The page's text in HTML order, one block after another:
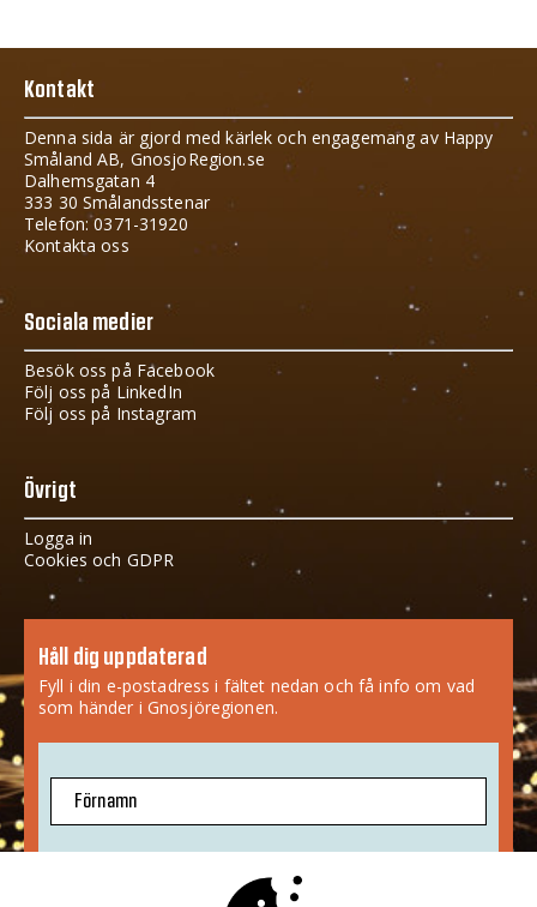
Kontakt
Denna sida är gjord med kärlek och engagemang av Happy
Småland AB, GnosjoRegion.se
Dalhemsgatan 4
333 30 Smålandsstenar
Telefon: 0371-31920
Kontakta oss
Sociala medier
Besök oss på Facebook
Följ oss på LinkedIn
Följ oss på Instagram
Övrigt
Logga in
Cookies och GDPR
Håll dig uppdaterad
Fyll i din e-postadress i fältet nedan och få info om vad
som händer i Gnosjöregionen.
Förnamn